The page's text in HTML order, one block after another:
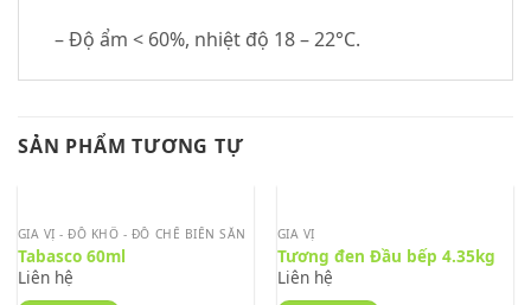
– Độ ẩm < 60%, nhiệt độ 18 – 22°C.
SẢN PHẨM TƯƠNG TỰ
GIA VỊ - ĐỒ KHÔ - ĐỒ CHẾ BIẾN SẴN
Tabasco 60ml
Liên hệ
GIA VỊ
Tương đen Đầu bếp 4.35kg
Liên hệ